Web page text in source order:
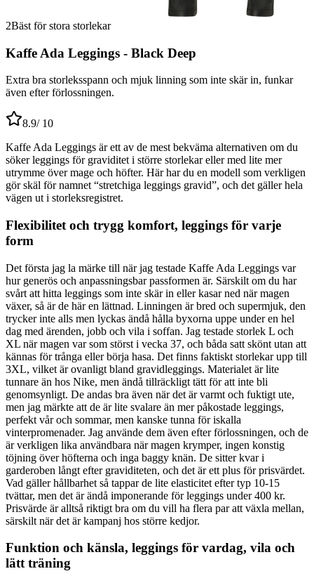
2Bäst för stora storlekar
Kaffe Ada Leggings - Black Deep
Extra bra storleksspann och mjuk linning som inte skär in, funkar
även efter förlossningen.
8.9/ 10
Kaffe Ada Leggings är ett av de mest bekväma alternativen om du
söker leggings för graviditet i större storlekar eller med lite mer
utrymme över mage och höfter. Här har du en modell som verkligen
gör skäl för namnet “stretchiga leggings gravid”, och det gäller hela
vägen ut i storleksregistret.
Flexibilitet och trygg komfort, leggings för varje
form
Det första jag la märke till när jag testade Kaffe Ada Leggings var
hur generös och anpassningsbar passformen är. Särskilt om du har
svårt att hitta leggings som inte skär in eller kasar ned när magen
växer, så är de här en lättnad. Linningen är bred och supermjuk, den
trycker inte alls men lyckas ändå hålla byxorna uppe under en hel
dag med ärenden, jobb och vila i soffan. Jag testade storlek L och
XL när magen var som störst i vecka 37, och båda satt skönt utan att
kännas för trånga eller börja hasa. Det finns faktiskt storlekar upp till
3XL, vilket är ovanligt bland gravidleggings. Materialet är lite
tunnare än hos Nike, men ändå tillräckligt tätt för att inte bli
genomsynligt. De andas bra även när det är varmt och fuktigt ute,
men jag märkte att de är lite svalare än mer påkostade leggings,
perfekt vår och sommar, men kanske tunna för iskalla
vinterpromenader. Jag använde dem även efter förlossningen, och de
är verkligen lika användbara när magen krymper, ingen konstig
töjning över höfterna och inga baggy knän. De sitter kvar i
garderoben långt efter graviditeten, och det är ett plus för prisvärdet.
Vad gäller hållbarhet så tappar de lite elasticitet efter typ 10-15
tvättar, men det är ändå imponerande för leggings under 400 kr.
Prisvärde är alltså riktigt bra om du vill ha flera par att växla mellan,
särskilt när det är kampanj hos större kedjor.
Funktion och känsla, leggings för vardag, vila och
lätt träning